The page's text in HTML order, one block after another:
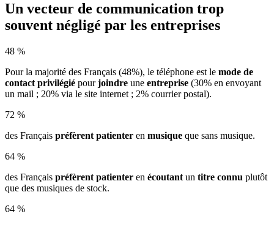
Un vecteur de communication trop
souvent négligé par les entreprises
48 %
Pour la majorité des Français (48%), le téléphone est le mode de
contact privilégié pourjoindre une entreprise (30% en envoyant
un mail ; 20% via le site internet ; 2% courrier postal).
72 %
des Français préfèrent patienter en musique que sans musique.
64 %
des Français préfèrent patienter en écoutant un titre connu plutôt
que des musiques de stock.
64 %